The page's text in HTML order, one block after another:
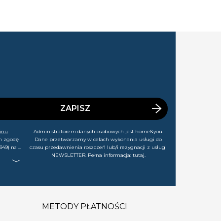
zgodę
na
chwili
ZAPISZ
Administratorem danych osobowych jest home&you.
Dane przetwarzamy w celach wykonania usługi do
czasu przedawnienia roszczeń lub/i rezygnacji z usługi
NEWSLETTER. Pełna informacja: tutaj.
METODY PŁATNOŚCI